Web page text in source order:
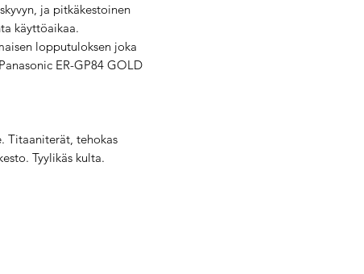
ja pitkäkestoinen
käyttöaikaa.
lopputuloksen joka
ER-GP84 GOLD
Titaaniterät, tehokas
Tyylikäs kulta.